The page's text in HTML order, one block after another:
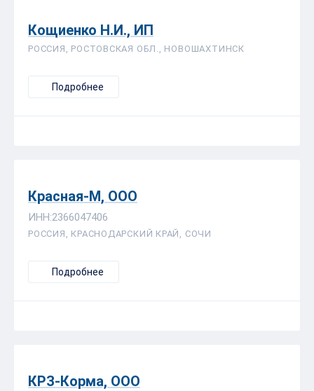
Кощиенко Н.И., ИП
РОССИЯ, РОСТОВСКАЯ ОБЛ., НОВОШАХТИНСК
Подробнее
Красная-М, ООО
ИНН:2366047406
РОССИЯ, КРАСНОДАРСКИЙ КРАЙ, СОЧИ
Подробнее
КРЗ-Корма, ООО